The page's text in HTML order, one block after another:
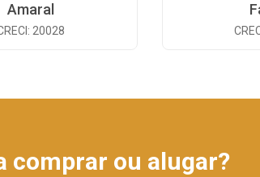
Amaral
20028
comprar ou alugar?